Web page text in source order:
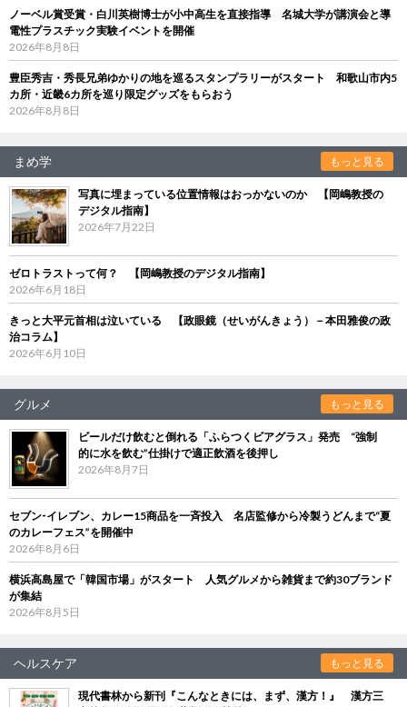
ノーベル賞受賞・白川英樹博士が小中高生を直接指導 名城大学が講演会と導
電性プラスチック実験イベントを開催
2026年8月8日
豊臣秀吉・秀長兄弟ゆかりの地を巡るスタンプラリーがスタート 和歌山市内5
カ所・近畿6カ所を巡り限定グッズをもらおう
2026年8月8日
まめ学 もっと見る
写真に埋まっている位置情報はおっかないのか 【岡嶋教授の
デジタル指南】
2026年7月22日
ゼロトラストって何？ 【岡嶋教授のデジタル指南】
2026年6月18日
きっと大平元首相は泣いている 【政眼鏡（せいがんきょう）－本田雅俊の政
治コラム】
2026年6月10日
グルメ もっと見る
ビールだけ飲むと倒れる「ふらつくビアグラス」発売 “強制
的に水を飲む”仕掛けで適正飲酒を後押し
2026年8月7日
セブン‐イレブン、カレー15商品を一斉投入 名店監修から冷製うどんまで“夏
のカレーフェス”を開催中
2026年8月6日
横浜高島屋で「韓国市場」がスタート 人気グルメから雑貨まで約30ブランド
が集結
2026年8月5日
ヘルスケア もっと見る
現代書林から新刊『こんなときには、まず、漢方！』 漢方三